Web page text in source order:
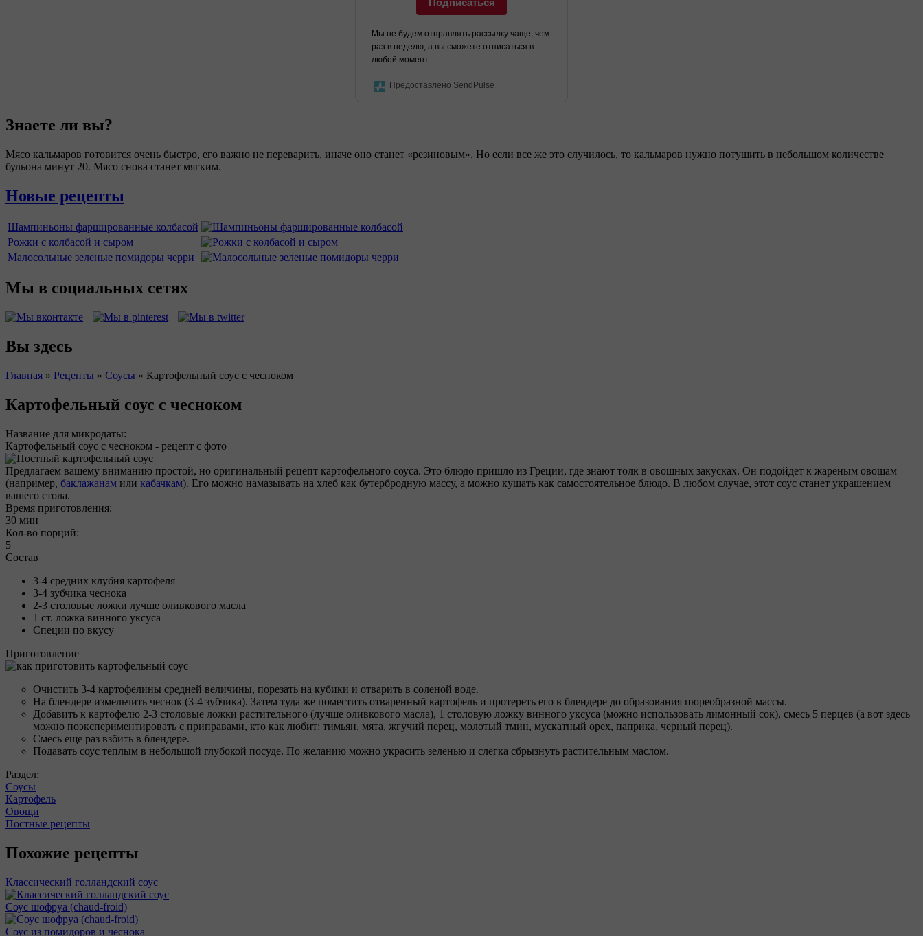
Подписаться
Мы не будем отправлять рассылку чаще, чем
раз в неделю, а вы сможете отписаться в
любой момент.
Предоставлено SendPulse
Знаете ли вы?
Мясо кальмаров готовится очень быстро, его важно не переварить, иначе оно станет «резиновым». Но если все же это случилось, то кальмаров нужно потушить в небольшом количестве
бульона минут 20. Мясо снова станет мягким.
Новые рецепты
Шампиньоны фаршированные колбасой
Рожки с колбасой и сыром
Малосольные зеленые помидоры черри
Мы в социальных сетях
Вы здесь
Главная » Рецепты » Соусы » Картофельный соус с чесноком
Картофельный соус с чесноком
Название для микродаты:
Картофельный соус с чесноком - рецепт с фото
Предлагаем вашему вниманию простой, но оригинальный рецепт картофельного соуса. Это блюдо пришло из Греции, где знают толк в овощных закусках. Он подойдет к жареным овощам
(например, баклажанам или кабачкам). Его можно намазывать на хлеб как бутербродную массу, а можно кушать как самостоятельное блюдо. В любом случае, этот соус станет украшением
вашего стола.
Время приготовления:
30 мин
Кол-во порций:
5
Состав
3-4 средних клубня картофеля
3-4 зубчика чеснока
2-3 столовые ложки лучше оливкового масла
1 ст. ложка винного уксуса
Специи по вкусу
Приготовление
Очистить 3-4 картофелины средней величины, порезать на кубики и отварить в соленой воде.
На блендере измельчить чеснок (3-4 зубчика). Затем туда же поместить отваренный картофель и протереть его в блендере до образования пюреобразной массы.
Добавить к картофелю 2-3 столовые ложки растительного (лучше оливкового масла), 1 столовую ложку винного уксуса (можно использовать лимонный сок), смесь 5 перцев (а вот здесь
можно поэкспериментировать с приправами, кто как любит: тимьян, мята, жгучий перец, молотый тмин, мускатный орех, паприка, черный перец).
Смесь еще раз взбить в блендере.
Подавать соус теплым в небольшой глубокой посуде. По желанию можно украсить зеленью и слегка сбрызнуть растительным маслом.
Раздел:
Соусы
Картофель
Овощи
Постные рецепты
Похожие рецепты
Классический голландский соус
Соус шофруа (chaud-froid)
Соус из помидоров и чеснока